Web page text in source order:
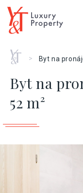
Home
> Byt na
Byt na
52 m²